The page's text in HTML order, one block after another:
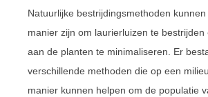
Natuurlijke bestrijdingsmethoden
manier zijn om laurierluizen te bestrijden
aan de planten te minimaliseren. Er
verschillende methoden die op een
manier kunnen helpen om de populatie